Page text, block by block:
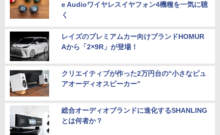
e Audioワイヤレスイヤフォン4機種を一気に聴
く
レイズのプレミアムカー向けブランドHOMUR
Aから「2×9R」が登場！
クリエイティブが作った2万円台の“小さなピュ
アオーディオスピーカー”
総合オーディオブランドに進化するSHANLING
とは何者か？